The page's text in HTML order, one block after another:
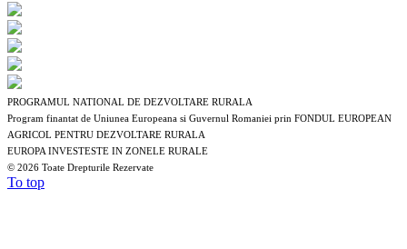
PROGRAMUL NATIONAL DE DEZVOLTARE RURALA
Program finantat de Uniunea Europeana si Guvernul Romaniei prin FONDUL EUROPEAN
AGRICOL PENTRU DEZVOLTARE RURALA
EUROPA INVESTESTE IN ZONELE RURALE
© 2026 Toate Drepturile Rezervate
To top